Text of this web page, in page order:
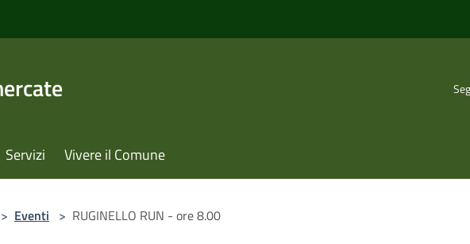
Servizi Vivere il Comune
> Eventi > RUGINELLO RUN - ore 8.00